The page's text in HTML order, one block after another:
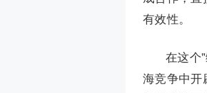
有效性。
在这个
海竞争中开